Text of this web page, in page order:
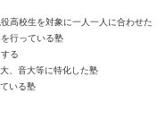
高校生を対象に一人一人に合わせた
行っている塾
る
、音大等に特化した塾
いる塾